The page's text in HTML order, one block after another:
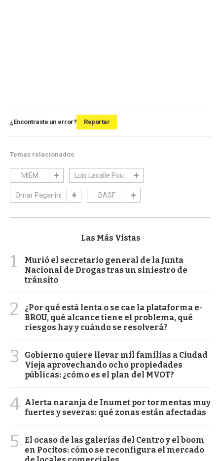
¿Encontraste un error? Reportar
Temas relacionados
MIEM Luis Lacalle Pou
Omar Paganini BASF
Las Más Vistas
1
Murió el secretario general de la Junta
Nacional de Drogas tras un siniestro de
tránsito
2
¿Por qué está lenta o se cae la plataforma e-
BROU, qué alcance tiene el problema, qué
riesgos hay y cuándo se resolverá?
3
Gobierno quiere llevar mil familias a Ciudad
Vieja aprovechando ocho propiedades
públicas: ¿cómo es el plan del MVOT?
4 Alerta naranja de Inumet por tormentas muy
fuertes y severas: qué zonas están afectadas
5
El ocaso de las galerías del Centro y el boom
en Pocitos: cómo se reconfigura el mercado